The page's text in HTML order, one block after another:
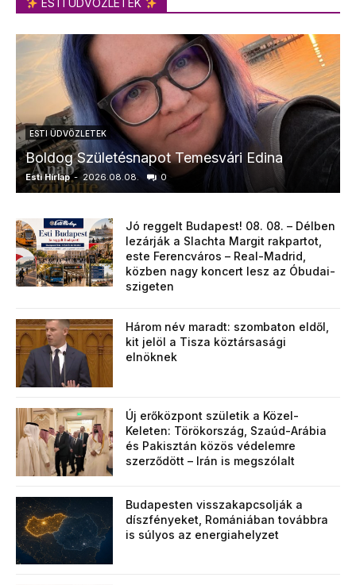
ESTI ÜDVÖZLETEK
ESTI ÜDVÖZLETEK
Boldog Születésnapot Temesvári Edina
Esti Hírlap - 2026.08.08. 0
Jó reggelt Budapest! 08. 08. – Délben
lezárják a Slachta Margit rakpartot,
este Ferencváros – Real-Madrid,
közben nagy koncert lesz az Óbudai-
szigeten
Három név maradt: szombaton eldől,
kit jelöl a Tisza köztársasági
elnöknek
Új erőközpont születik a Közel-
Keleten: Törökország, Szaúd-Arábia
és Pakisztán közös védelemre
szerződött – Irán is megszólalt
Budapesten visszakapcsolják a
díszfényeket, Romániában továbbra
is súlyos az energiahelyzet